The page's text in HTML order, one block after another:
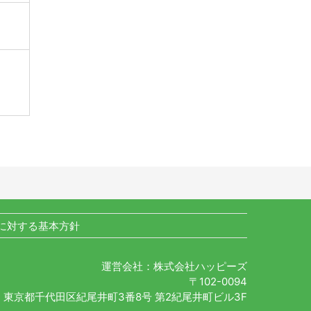
対する基本方針
運営会社：株式会社ハッピーズ
〒102-0094
東京都千代田区紀尾井町3番8号 第2紀尾井町ビル3F